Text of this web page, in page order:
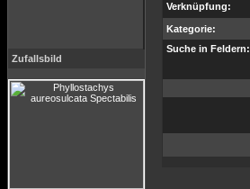
Zufallsbild
Verknüpfung:
Kategorie:
Suche in Feldern: